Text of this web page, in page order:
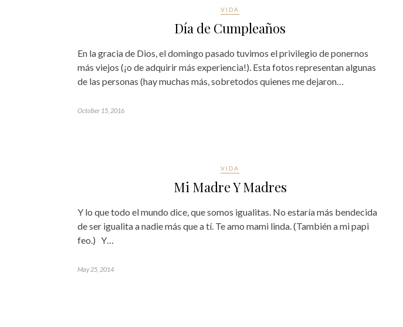
VIDA
Día de Cumpleaños
En la gracia de Dios, el domingo pasado tuvimos el privilegio de ponernos
más viejos (¡o de adquirir más experiencia!). Esta fotos representan algunas
de las personas (hay muchas más, sobretodos quienes me dejaron…
October 15, 2016
VIDA
Mi Madre Y Madres
Y lo que todo el mundo dice, que somos igualitas. No estaría más bendecida
de ser igualita a nadie más que a tí. Te amo mami linda. (También a mi papi
feo.) Y…
May 25, 2014